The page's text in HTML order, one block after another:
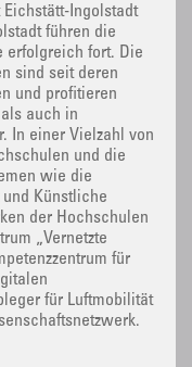
Ingolstadt
führen die
erfolgreich fort. Die
sind seit deren
und profitieren
auch in
In einer Vielzahl von
und die
wie die
Künstliche
der Hochschulen
„Vernetzte
für
für Luftmobilität